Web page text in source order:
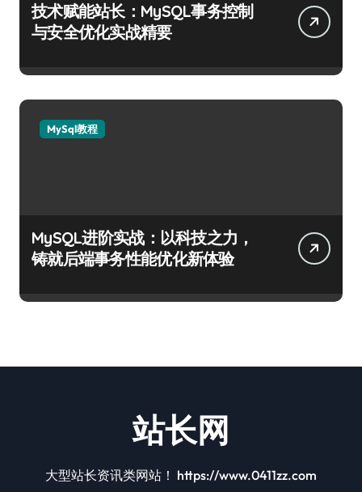
技术赋能站长：MySQL事务控制
与安全优化实战精要
MySql教程
MySQL进阶实战：以科技之力，
铸就后端事务性能优化新体验
站长网
大型站长资讯类网站！ https://www.0411zz.com